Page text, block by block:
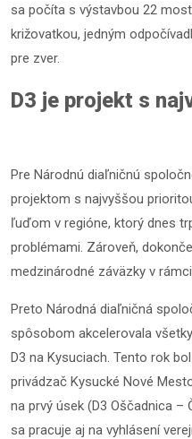
sa počíta s výstavbou 22
križovatkou, jedným
pre zver.
D3 je projekt s
Pre Národnú diaľničnú
projektom s najvyššou
ľuďom v regióne, ktorý dnes
problémami. Zároveň,
medzinárodné záväzky v
Preto Národná diaľničná
spôsobom akcelerovala
D3 na Kysuciach. Tento rok
privádzač Kysucké Nové
na prvý úsek (D3 Oščadnica –
sa pracuje aj na vyhlásení